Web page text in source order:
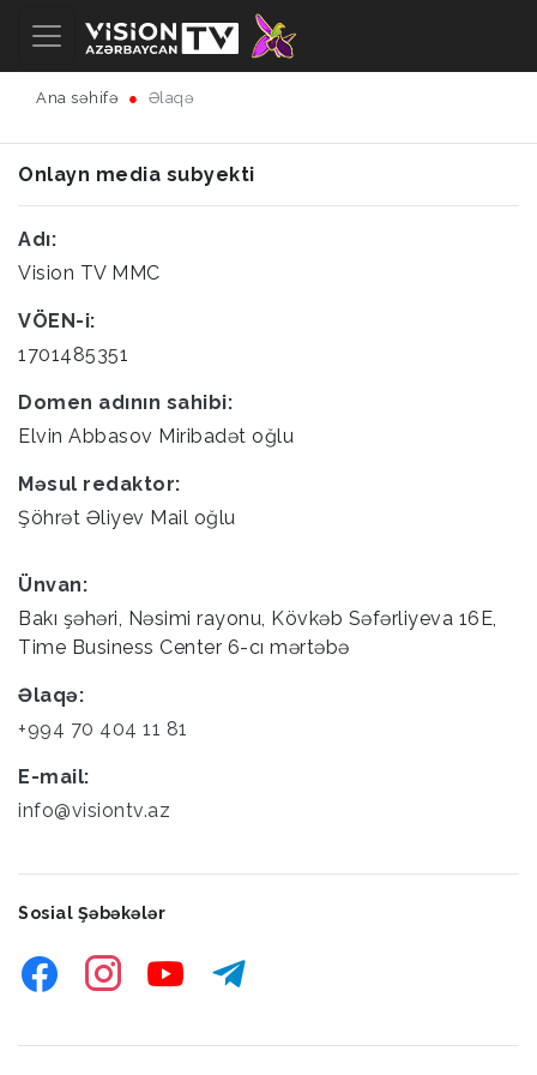
Ana səhifə Əlaqə
Onlayn media subyekti
Adı:
Vision TV MMC
VÖEN-i:
1701485351
Domen adının sahibi:
Elvin Abbasov Miribadət oğlu
Məsul redaktor:
Şöhrət Əliyev Mail oğlu
Ünvan:
Bakı şəhəri, Nəsimi rayonu, Kövkəb Səfərliyeva 16E,
Time Business Center 6-cı mərtəbə
Əlaqə:
+994 70 404 11 81
E-mail:
info@visiontv.az
Sosial Şəbəkələr